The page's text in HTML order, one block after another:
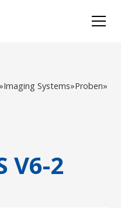
»Imaging Systems»Proben»
V6-2